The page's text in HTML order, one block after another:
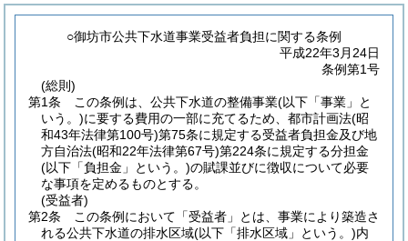
○御坊市公共下水道事業受益者負担に関する条例
平成22年3月24日
条例第1号
(総則)
第1条
この条例は、公共下水道の整備事業(以下「事業」と
いう。)に要する費用の一部に充てるため、都市計画法(昭
和43年法律第100号)第75条に規定する受益者負担金及び地
方自治法(昭和22年法律第67号)第224条に規定する分担金
(以下「負担金」という。)の賦課並びに徴収について必要
な事項を定めるものとする。
(受益者)
第2条
この条例において「受益者」とは、事業により築造さ
れる公共下水道の排水区域(以下「排水区域」という。)内